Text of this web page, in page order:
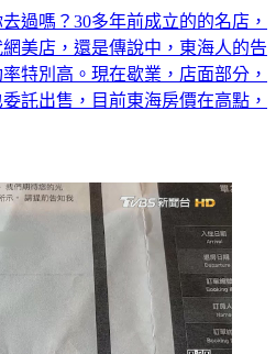
過嗎？30多年前成立的的名店，
美店，還是傳說中，東海人的告
特別高。現在歇業，店面部分，
託出售，目前東海房價在高點，